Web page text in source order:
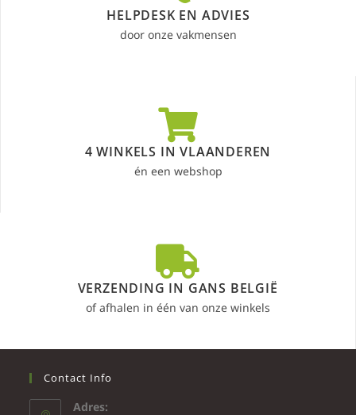
HELPDESK EN ADVIES
door onze vakmensen
4 WINKELS IN VLAANDEREN
én een webshop
VERZENDING IN GANS BELGIË
of afhalen in één van onze winkels
Contact Info
Adres: